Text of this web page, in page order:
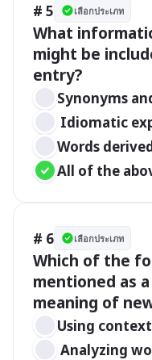
# 5 เลือกประเภท
What
might be
entry?
Synonyms
Idiomatic
Words
All of the
# 6 เลือกประเภท
Which of the
mentioned as
meaning of
Using
Analyzing